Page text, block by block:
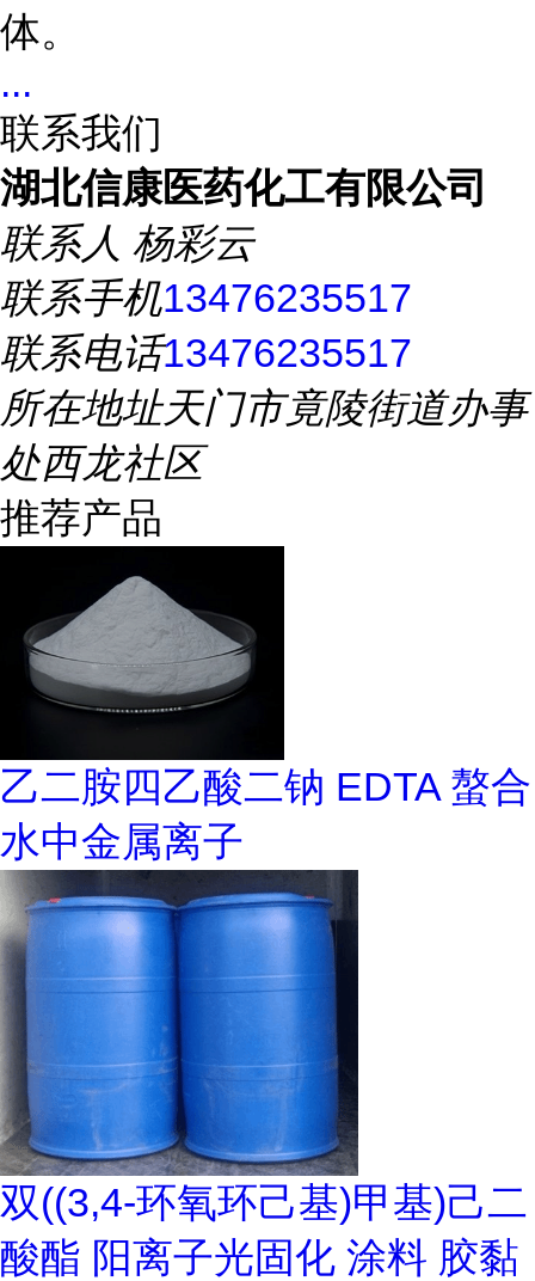
体。
...
联系我们
湖北信康医药化工有限公司
联系人 杨彩云
联系手机13476235517
联系电话13476235517
所在地址天门市竟陵街道办事
处西龙社区
推荐产品
乙二胺四乙酸二钠 EDTA 螯合
水中金属离子
双((3,4-环氧环己基)甲基)己二
酸酯 阳离子光固化 涂料 胶黏